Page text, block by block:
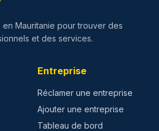
Mauritanie pour trouver des
et des services.
Entreprise
Réclamer une entreprise
Ajouter une entreprise
Tableau de bord